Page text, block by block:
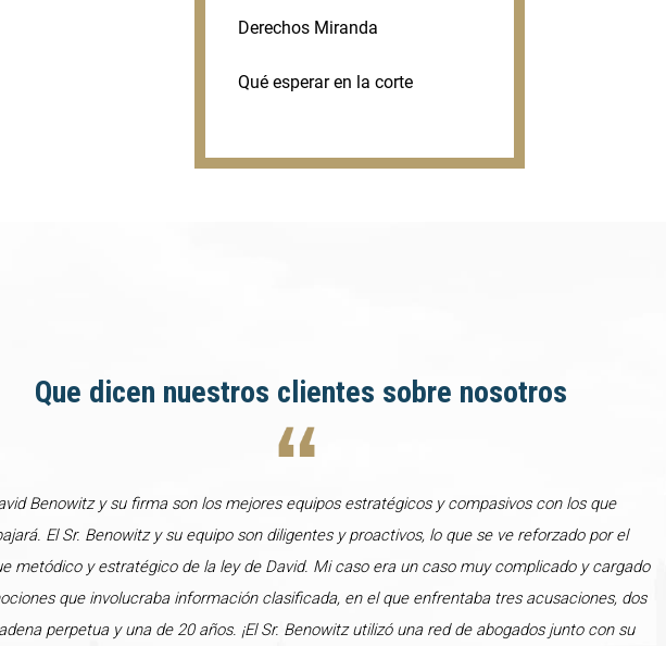
Derechos Miranda
Qué esperar en la corte
Que dicen nuestros clientes sobre nosotros
Benowitz y su firma son los mejores equipos estratégicos y compasivos con los que
El Sr. Benowitz y su equipo son diligentes y proactivos, lo que se ve reforzado por el
metódico y estratégico de la ley de David. Mi caso era un caso muy complicado y cargado
que involucraba información clasificada, en el que enfrentaba tres acusaciones, dos
perpetua y una de 20 años. ¡El Sr. Benowitz utilizó una red de abogados junto con su